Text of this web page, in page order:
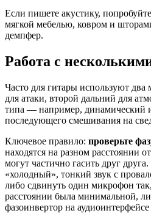
Если пишете акустику,
мягкой мебелью, ковром и
демпфер.
Работа с
Часто для гитары используют
для атаки, второй дальний для
типа — например, динамический
последующего смешивания на
Ключевое правило: проверьте
находятся на разном расстоянии
могут частично гасить друг
«холодный», тонкий звук с
либо сдвинуть один микрофон
расстоянии была минимальной,
фазоинвертор на